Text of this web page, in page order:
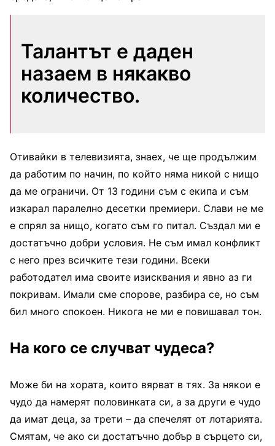
Талантът е даден
назаем в някакво
количество.
Отивайки в телевизията, знаех, че ще продължим
да работим по начин, по който няма никой с нищо
да ме ограничи. От 13 години съм с екипа и съм
изкарал паралелно десетки премиери. Слави не ме
е спрял за нищо, когато съм го питал. Създал ми е
достатъчно добри условия. Не съм имал конфликт
с него през всичките тези години. Всеки
работодател има своите изисквания и явно аз ги
покривам. Имали сме спорове, разбира се, но съм
бил много спокоен. Никога не ми е повишавал тон.
На кого се случват чудеса?
Може би на хората, които вярват в тях. За някои е
чудо да намерят половинката си, а за други е чудо
да имат деца, за трети – да спечелят от лотарията.
Смятам, че ако си достатъчно добър в сърцето си,